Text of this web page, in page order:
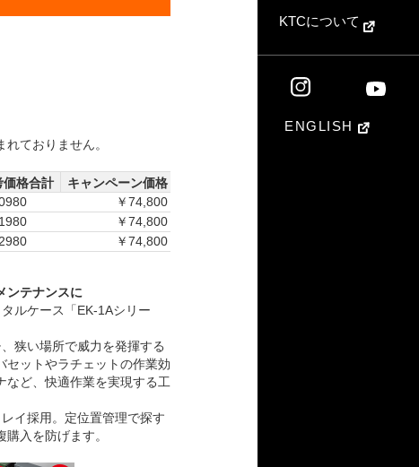
KTCについて
ENGLISH
ておりません。
価格合計
キャンペーン価格
￥74,800
￥74,800
￥74,800
ンテナンスに
ルケース「EK-1Aシリー
狭い場所で威力を発揮する
セットやラチェットの作業効
など、快適作業を実現する工
イ採用。定位置管理で探す
入を防げます。